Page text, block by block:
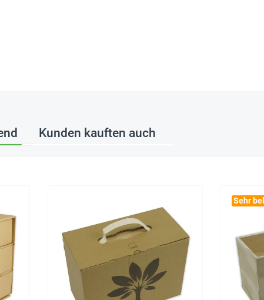
Kunden kauften auch
Sehr